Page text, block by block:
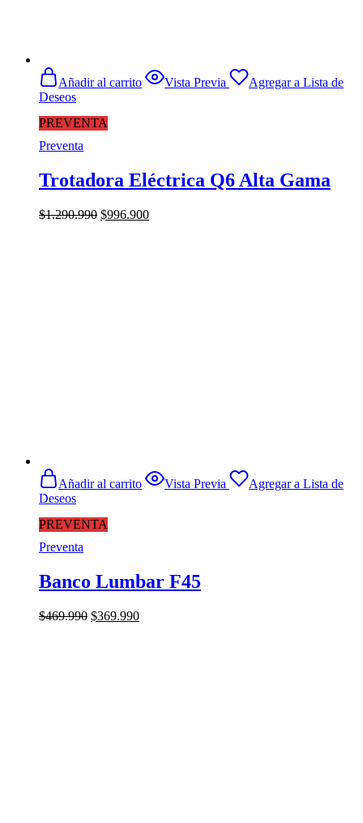
PREVENTA
Añadir al carrito Vista Previa
Agregar a Lista de
Deseos
Preventa
Trotadora Eléctrica Q6 Alta Gama
$1.290.990 El
$996.900El
PREVENTA
Añadir al carrito Vista Previa
Agregar a Lista de
Deseos
Preventa
Banco Lumbar F45
$469.990 El
$369.990El